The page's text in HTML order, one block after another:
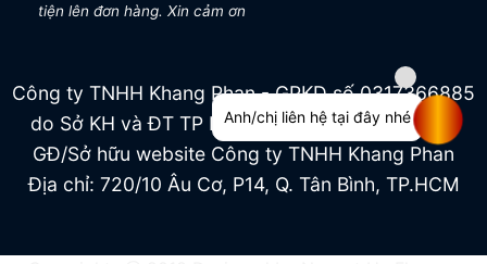
tiện lên đơn hàng. Xin cảm ơn
Công ty TNHH Khang Phan - GPKD số 0317366885
do Sở KH và ĐT TP HCM cấp ngày 04/07/2022
GĐ/Sở hữu website Công ty TNHH Khang Phan
Địa chỉ: 720/10 Âu Cơ, P14, Q. Tân Bình, TP.HCM
Anh/chị liên hệ tại đây nhé